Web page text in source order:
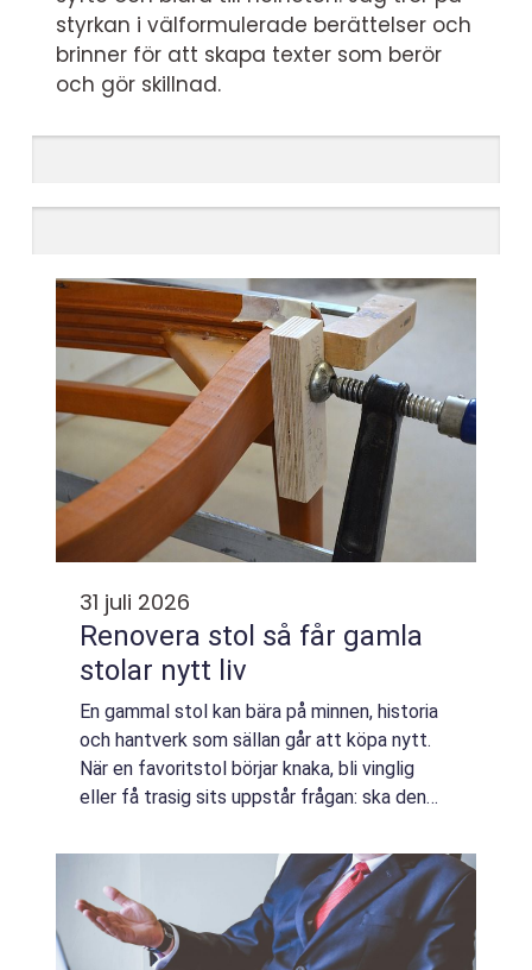
styrkan i välformulerade berättelser och
brinner för att skapa texter som berör
och gör skillnad.
31 juli 2026
Renovera stol så får gamla
stolar nytt liv
En gammal stol kan bära på minnen, historia
och hantverk som sällan går att köpa nytt.
När en favoritstol börjar knaka, bli vinglig
eller få trasig sits uppstår frågan: ska den
renovera stol i stället för att ...